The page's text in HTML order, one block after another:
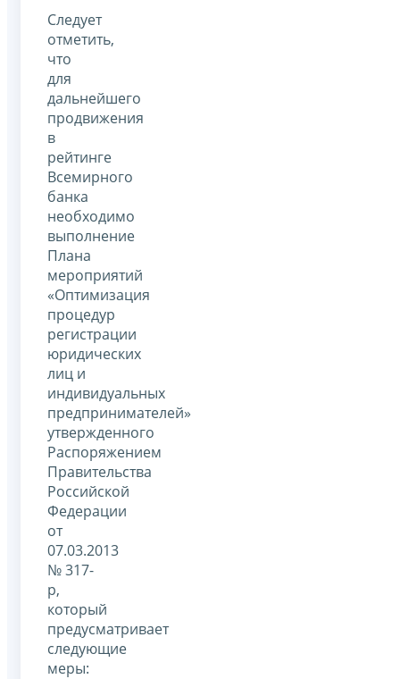
Следует
отметить,
что
для
дальнейшего
продвижения
в
рейтинге
Всемирного
банка
необходимо
выполнение
Плана
мероприятий
«Оптимизация
процедур
регистрации
юридических
лиц и
индивидуальных
предпринимателей»
утвержденного
Распоряжением
Правительства
Российской
Федерации
от
07.03.2013
№ 317-
р,
который
предусматривает
следующие
меры: